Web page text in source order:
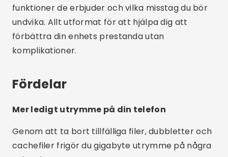
funktioner de erbjuder och vilka misstag du bör
undvika. Allt utformat för att hjälpa dig att
förbättra din enhets prestanda utan
komplikationer.
Fördelar
Mer ledigt utrymme på din telefon
Genom att ta bort tillfälliga filer, dubbletter och
cachefiler frigör du gigabyte utrymme på några